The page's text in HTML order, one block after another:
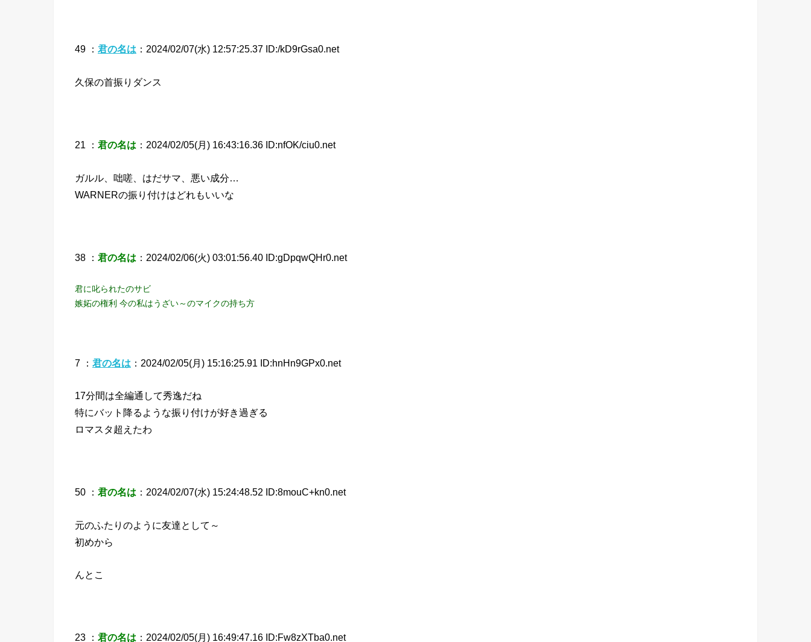
49 ： 君の名は ：2024/02/07(水) 12:57:25.37 ID:/kD9rGsa0.net
久保の首振りダンス
21 ： 君の名は ：2024/02/05(月) 16:43:16.36 ID:nfOK/ciu0.net
ガルル、咄嗟、はだサマ、悪い成分…
WARNERの振り付けはどれもいいな
38 ： 君の名は ：2024/02/06(火) 03:01:56.40 ID:gDpqwQHr0.net
君に叱られたのサビ
嫉妬の権利 今の私はうざい～のマイクの持ち方
7 ： 君の名は ：2024/02/05(月) 15:16:25.91 ID:hnHn9GPx0.net
17分間は全編通して秀逸だね
特にバット降るような振り付けが好き過ぎる
ロマスタ超えたわ
50 ： 君の名は ：2024/02/07(水) 15:24:48.52 ID:8mouC+kn0.net
元のふたりのように友達として～
初めから
んとこ
23 ： 君の名は ：2024/02/05(月) 16:49:47.16 ID:Fw8zXTba0.net